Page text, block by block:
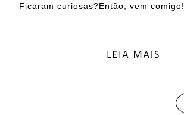
Ficaram curiosas?Então, vem comigo!